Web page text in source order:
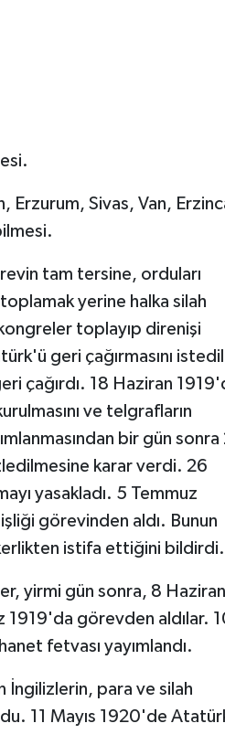
Sivas, Van,
tam tersine, orduları
toplamak yerine halka silah
toplayıp direnişi
geri çağırmasını
çağırdı. 18 Haziran
ve telgrafların
bir gün sonra
karar verdi. 26
yasakladı. 5 Temmuz
görevinden aldı. Bunun
istifa ettiğini bildirdi.
yirmi gün sonra, 8 Haziran
1919'da görevden aldılar.
fetvası yayımlandı.
İngilizlerin, para ve silah
11 Mayıs 1920'de